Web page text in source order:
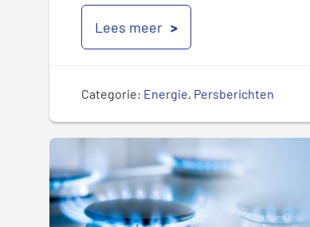
Lees meer
Categorie: Energie, Persberichten